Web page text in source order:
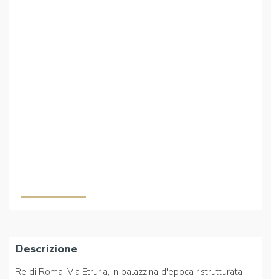
Descrizione
Re di Roma, Via Etruria, in palazzina d'epoca ristrutturata